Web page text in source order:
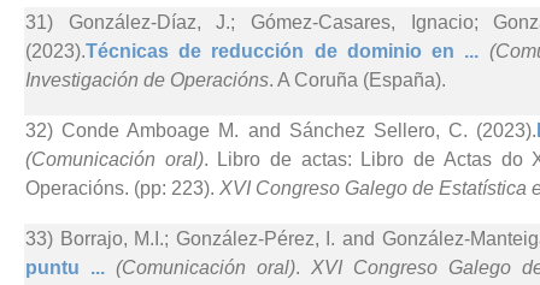
31) González-Díaz, J.; Gómez-Casares, Ignacio;
(2023).Técnicas de reducción de dominio en ...
Investigación de Operacións. A Coruña (España).
32) Conde Amboage M. and Sánchez Sellero, C. (2023).
(Comunicación oral). Libro de actas: Libro de Actas do
Operacións. (pp: 223). XVI Congreso Galego de Estatística
33) Borrajo, M.I.; González-Pérez, I. and González-
puntu ... (Comunicación oral). XVI Congreso Galego